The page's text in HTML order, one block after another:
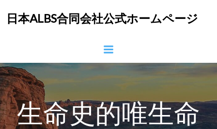
ン
ツ
へ
ス
プ
日本ALBS合同会社公式ホームページ
生命史的唯生命